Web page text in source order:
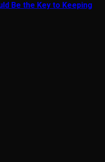
Be the Key to Keeping